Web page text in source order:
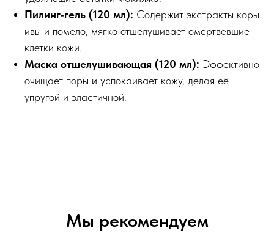
Пилинг-гель (120 мл): Содержит экстракты коры
ивы и помело, мягко отшелушивает омертвевшие
клетки кожи.
Маска отшелушивающая (120 мл): Эффективно
очищает поры и успокаивает кожу, делая её
упругой и эластичной.
Мы рекомендуем